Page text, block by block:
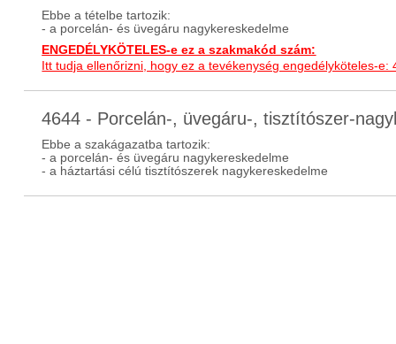
Ebbe a tételbe tartozik:
- a porcelán- és üvegáru nagykereskedelme
ENGEDÉLYKÖTELES-e ez a szakmakód szám:
Itt tudja ellenőrizni, hogy ez a tevékenység engedélyköteles-e:
4644 - Porcelán-, üvegáru-, tisztítószer-
Ebbe a szakágazatba tartozik:
- a porcelán- és üvegáru nagykereskedelme
- a háztartási célú tisztítószerek nagykereskedelme